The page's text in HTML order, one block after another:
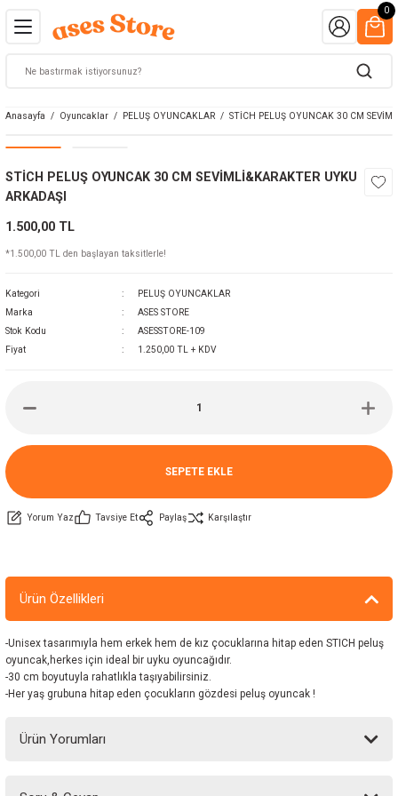
0
Anasayfa Oyuncaklar PELUŞ OYUNCAKLAR STİCH PELUŞ OYUNCAK 30 CM
STİCH PELUŞ OYUNCAK 30 CM SEVİMLİ&KARAKTER UYKU
ARKADAŞI
1.500,00 TL
*1.500,00 TL den başlayan taksitlerle!
Kategori
PELUŞ OYUNCAKLAR
Marka
ASES STORE
Stok Kodu
ASESSTORE-109
Fiyat
1.250,00 TL + KDV
SEPETE EKLE
Yorum Yaz Tavsiye Et Paylaş Karşılaştır
Ürün Özellikleri
-Unisex tasarımıyla hem erkek hem de kız çocuklarına hitap eden STICH peluş
oyuncak,herkes için ideal bir uyku oyuncağıdır.
-30 cm boyutuyla rahatlıkla taşıyabilirsiniz.
-Her yaş grubuna hitap eden çocukların gözdesi peluş oyuncak !
Ürün Yorumları